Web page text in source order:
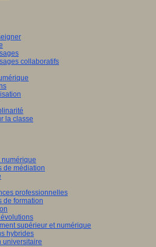
collaboratifs
la classe
numérique
de médiation
professionnelles
de formation
supérieur et numérique
hybrides
universitaire